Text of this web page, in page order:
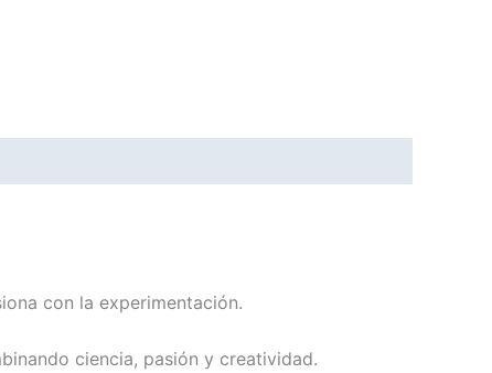
con la experimentación.
ciencia, pasión y creatividad.